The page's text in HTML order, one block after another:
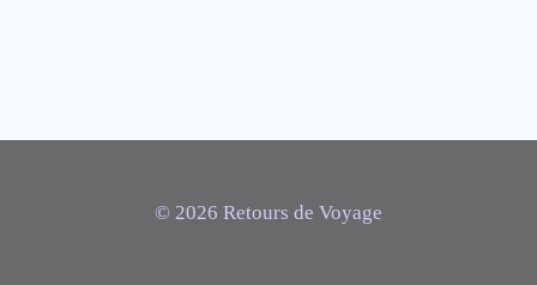
© 2026 Retours de Voyage